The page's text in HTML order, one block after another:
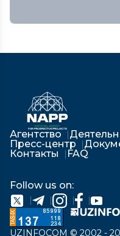
Агентство
Пресс-центр
Контакты
FAQ
Follow us on:
UZINFOCOM © 2002 -